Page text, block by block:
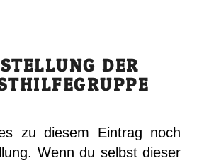
DER
zu diesem Eintrag noch
Wenn du selbst dieser